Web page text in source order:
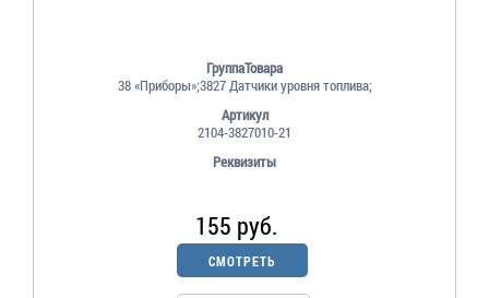
ГруппаТовара
38 «Приборы»;3827 Датчики уровня топлива;
Артикул
2104-3827010-21
Реквизиты
155 руб.
СМОТРЕТЬ